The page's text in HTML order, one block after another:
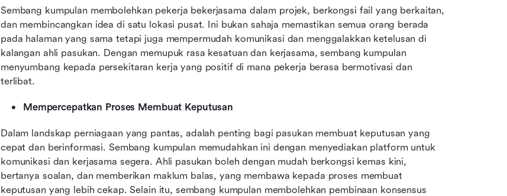
Sembang kumpulan membolehkan pekerja bekerjasama dalam projek, berkongsi fail yang berkaitan,
dan membincangkan idea di satu lokasi pusat. Ini bukan sahaja memastikan semua orang berada
pada halaman yang sama tetapi juga mempermudah komunikasi dan menggalakkan ketelusan di
kalangan ahli pasukan. Dengan memupuk rasa kesatuan dan kerjasama, sembang kumpulan
menyumbang kepada persekitaran kerja yang positif di mana pekerja berasa bermotivasi dan
terlibat.
Mempercepatkan Proses Membuat Keputusan
Dalam landskap perniagaan yang pantas, adalah penting bagi pasukan membuat keputusan yang
cepat dan berinformasi. Sembang kumpulan memudahkan ini dengan menyediakan platform untuk
komunikasi dan kerjasama segera. Ahli pasukan boleh dengan mudah berkongsi kemas kini,
bertanya soalan, dan memberikan maklum balas, yang membawa kepada proses membuat
keputusan yang lebih cekap. Selain itu, sembang kumpulan membolehkan pembinaan konsensus